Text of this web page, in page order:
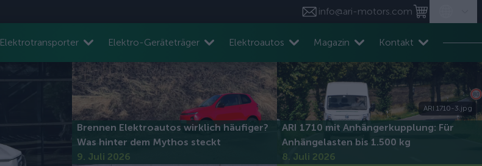
info@ari-motors.com
Elektrotransporter Elektro-Geräteträger Elektroautos Magazin Kontakt
Brennen Elektroautos wirklich häufiger?
Was hinter dem Mythos steckt
9. Juli 2026
ARI 1710-3.jpg
ARI 1710 mit Anhängerkupplung: Für
Anhängelasten bis 1.500 kg
8. Juli 2026